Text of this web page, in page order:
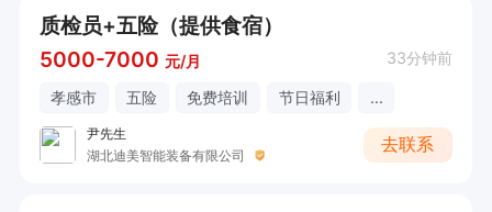
质检员+五险（提供食宿）
5000-7000 元/月 33分钟前
孝感市 五险 免费培训 节日福利 ...
尹先生
湖北迪美智能装备有限公司
去联系